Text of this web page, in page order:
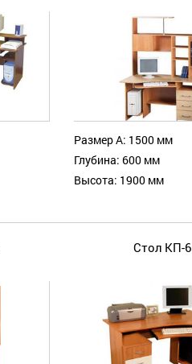
Размер А: 1500 мм
Глубина: 600 мм
Высота: 1900 мм
Стол КП-6